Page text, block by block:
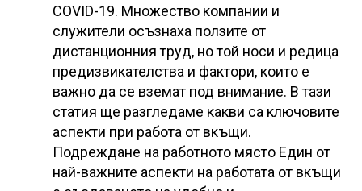
COVID-19. Множество компании и
служители осъзнаха ползите от
дистанционния труд, но той носи и редица
предизвикателства и фактори, които е
важно да се вземат под внимание. В тази
статия ще разгледаме какви са ключовите
аспекти при работа от вкъщи.
Подреждане на работното място Един от
най-важните аспекти на работата от вкъщи